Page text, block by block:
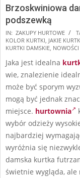
Brzoskwiniowa
podszewką
2025-
10-
IN: ZAKUPY HURTOWE
KOLOR KURTKI JAKIE
KURTKI DAMSKIE
Jaka jest idealna
wie, znalezienie
może być sporym
mogą być jednak
miejsce. hurtownia
wybór odzieży
najbardziej
wyróżnia się
damska kurtka
świetnie wygląda,